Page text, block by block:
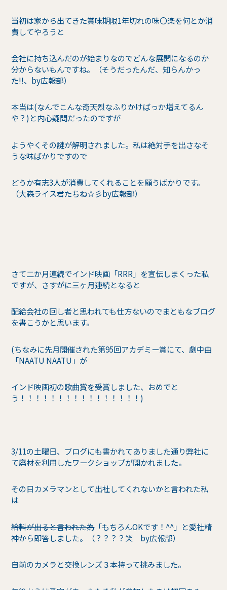
当初は家から出てきた賞味期限1年切れの味〇楽を何とか消
費してやろうと
会社に持ち込んだのが始まりなのでどんな展開になるのか
分からないもんですね。（そうだったんだ、知らんかっ
た!!、by広報部）
本当は(なんでこんな奇天烈なふりかけばっか増えてるん
や？)と内心疑問だったのですが
ようやくその謎が解明されました。私は絶対手を出さなそ
うな味ばかりですので
どうか有志3人が消費してくれることを願うばかりです。
（大森ライス君たちね☆彡by広報部）
さて二か月連続でインド映画「RRR」を宣伝しまくった私
ですが、さすがに三ヶ月連続となると
配給会社の回し者と思われても仕方ないのでまともなブログ
を書こうかと思います。
(ちなみに先月開催された第95回アカデミー賞にて、劇中曲
「NAATU NAATU」が
インド映画初の歌曲賞を受賞しました、おめでと
う！！！！！！！！！！！！！！！！)
3/11の土曜日、ブログにも書かれてありました通り弊社に
て廃材を利用したワークショップが開かれました。
その日カメラマンとして出社してくれないかと言われた私
は
給料が出ると言われた為「もちろんOKです！^^」と愛社精
神から即答しました。（？？？？笑 by広報部）
自前のカメラと交換レンズ３本持って挑みました。